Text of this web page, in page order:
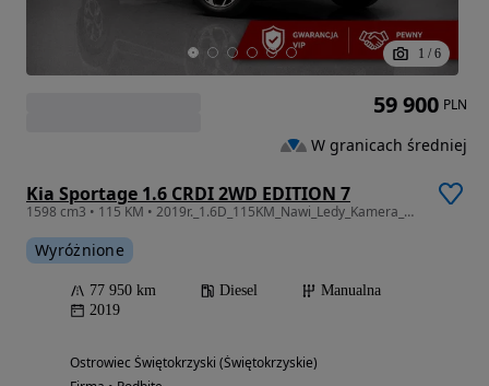
1 / 6
Kia Sportage 1.6 CRDI 2WD EDITION 7
1598 cm3 • 115 KM • 2019r._1.6D_115KM_Nawi_Ledy_Kamera_Gwarancja_12m.
Wyróżnione
77 950 km Diesel
Manualna
2019
Ostrowiec Świętokrzyski (Świętokrzyskie)
59 900 PLN
W granicach średniej